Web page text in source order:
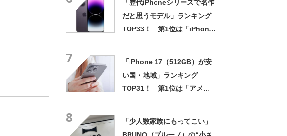
「歴代iPhoneシリーズで名作
だと思うモデル」ランキング
TOP33！ 第1位は「iPhone
7
「iPhone 17（512GB）が安
い国・地域」ランキング
TOP31！ 第1位は「アメリ
8
「少人数家族にもってこい」